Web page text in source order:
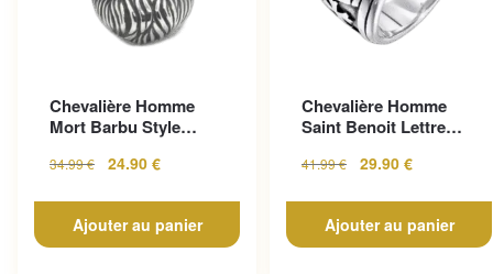
Chevalière Homme
Mort Barbu Style
Inoxy...
34.99€ 24.90 €
Ajouter au panier
Chevalière Homme
Saint Benoit Lettre
41.99€ 29.90 €
Ajouter au panier